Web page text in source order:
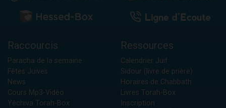
Raccourcis
Paracha de la semaine
Fêtes Juives
News
Cours Mp3-Vidéo
Yéchiva Torah-Box
Ressources
Calendrier Juif
Sidour (livre de prière)
Horaires de Chabbath
Livres Torah-Box
Inscription